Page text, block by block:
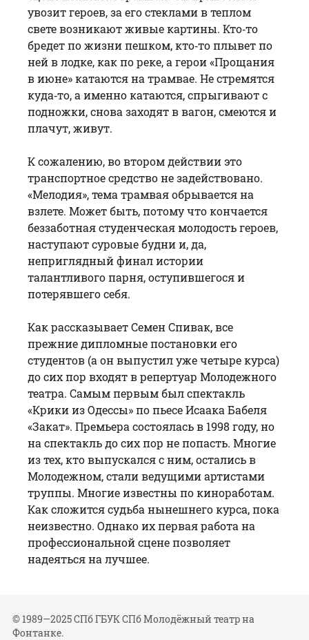
увозит героев, за его стеклами в теплом
свете возникают живые картины. Кто‑то
бредет по жизни пешком, кто‑то плывет по
ней в лодке, как по реке, а герои «Прощания
в июне» катаются на трамвае. Не стремятся
куда‑то, а именно катаются, спрыгивают с
подножки, снова заходят в вагон, смеются и
плачут, живут.
К сожалению, во втором действии это
транспортное средство не задействовано.
«Мелодия», тема трамвая обрывается на
взлете. Может быть, потому что кончается
беззаботная студенческая молодость героев,
наступают суровые будни и, да,
неприглядный финал истории
талантливого парня, оступившегося и
потерявшего себя.
Как рассказывает Семен Спивак, все
прежние дипломные постановки его
студентов (а он выпустил уже четыре курса)
до сих пор входят в репертуар Молодежного
театра. Самым первым был спектакль
«Крики из Одессы» по пьесе Исаака Бабеля
«Закат». Премьера состоялась в 1998 году, но
на спектакль до сих пор не попасть. Многие
из тех, кто выпускался с ним, остались в
Молодежном, стали ведущими артистами
труппы. Многие известны по киноработам.
Как сложится судьба нынешнего курса, пока
неизвестно. Однако их первая работа на
профессиональной сцене позволяет
надеяться на лучшее.
© 1989—2025 СПб ГБУК СПб Молодёжный театр на
Фонтанке.